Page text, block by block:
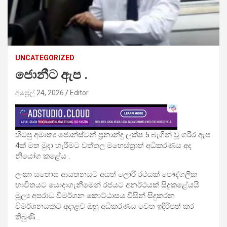
UNCATEGORIZED
ජොනීට ඇප .
අප්‍රේල් 24, 2026 Editor
හිටපු අමාත්‍ය ජොන්ස්ටන් ප්‍රනාන්දු ලක්ෂ 5 බැගින් වූ ශරීර ඇප
4ක් මත මුදා හැරීමට වත්තල මහෙස්ත්‍රාත් අධිකරණය අද
නියෝග කළේය .
ලංකා සතොස ආයතනයට අයත් ලොරි රථයක් පෞද්ගලික
භාවිතයට යොදාගැනීමෙන් රජයට අනර්ථයක් සිදුකළේයයි
මූල්‍ය අපරාධ විමර්ශන කොට්ඨාසය විසින් සිදුකරන
විමර්ශනයකට අදාළව ඔහු අධිකරණය වෙත ඉදිරිපත් කර
තිබුණි .